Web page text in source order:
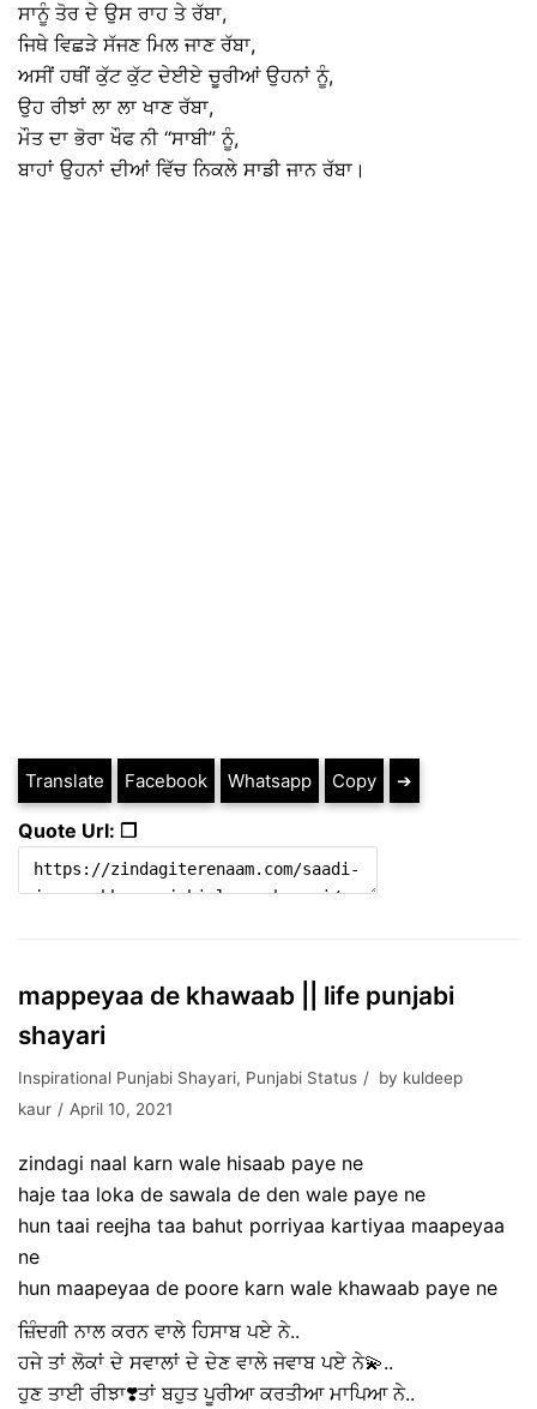
ਸਾਨੂੰ ਤੋਰ ਦੇ ਉਸ ਰਾਹ ਤੇ ਰੱਬਾ,
ਜਿਥੇ ਵਿਛੜੇ ਸੱਜਣ ਮਿਲ ਜਾਣ ਰੱਬਾ,
ਅਸੀਂ ਹਥੀਂ ਕੁੱਟ ਕੁੱਟ ਦੇਈਏ ਚੂਰੀਆਂ ਉਹਨਾਂ ਨੂੰ,
ਉਹ ਰੀਝਾਂ ਲਾ ਲਾ ਖਾਣ ਰੱਬਾ,
ਮੌਤ ਦਾ ਭੋਰਾ ਖੌਫ ਨੀ “ਸਾਬੀ” ਨੂੰ,
ਬਾਹਾਂ ਉਹਨਾਂ ਦੀਆਂ ਵਿੱਚ ਨਿਕਲੇ ਸਾਡੀ ਜਾਨ ਰੱਬਾ।
Translate Facebook Whatsapp Copy ➔
Quote Url: ❐
mappeyaa de khawaab || life punjabi
shayari
Inspirational Punjabi Shayari, Punjabi Status by kuldeep
kaur
April 10, 2021
zindagi naal karn wale hisaab paye ne
haje taa loka de sawala de den wale paye ne
hun taai reejha taa bahut porriyaa kartiyaa maapeyaa
ne
hun maapeyaa de poore karn wale khawaab paye ne
ਜ਼ਿੰਦਗੀ ਨਾਲ ਕਰਨ ਵਾਲੇ ਹਿਸਾਬ ਪਏ ਨੇ..
ਹਜੇ ਤਾਂ ਲੋਕਾਂ ਦੇ ਸਵਾਲਾਂ ਦੇ ਦੇਣ ਵਾਲੇ ਜਵਾਬ ਪਏ ਨੇ💫..
ਹੁਣ ਤਾਈ ਰੀਝਾ❣️ਤਾਂ ਬਹੁਤ ਪੂਰੀਆ ਕਰਤੀਆ ਮਾਪਿਆ ਨੇ..